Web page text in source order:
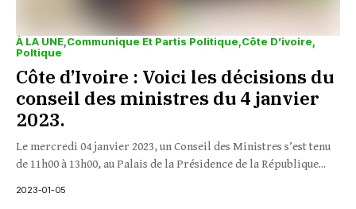
À LA UNE Communique Et Partis Politique Côte D’ivoire
Poltique
Côte d’Ivoire : Voici les décisions du
conseil des ministres du 4 janvier
2023.
Le mercredi 04 janvier 2023, un Conseil des Ministres s’est tenu
de 11h00 à 13h00, au Palais de la Présidence de la République...
2023-01-05